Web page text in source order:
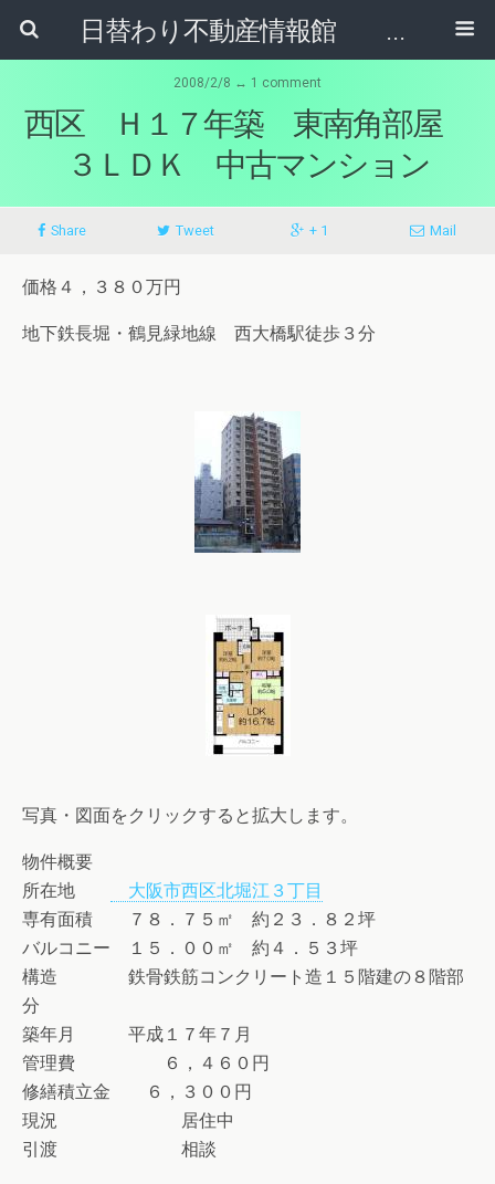
日替わり不動産情報館 リア･ライブログ
2008/2/8 ↔ 1 comment
西区 Ｈ１７年築 東南角部屋
３ＬＤＫ 中古マンション
Share Tweet + 1 Mail
価格４，３８０万円
地下鉄長堀・鶴見緑地線 西大橋駅徒歩３分
写真・図面をクリックすると拡大します。
物件概要
所在地
大阪市西区北堀江３丁目
専有面積 ７８．７５㎡ 約２３．８２坪
バルコニー １５．００㎡ 約４．５３坪
構造 鉄骨鉄筋コンクリート造１５階建の８階部
分
築年月 平成１７年７月
管理費 ６，４６０円
修繕積立金 ６，３００円
現況 居住中
引渡 相談